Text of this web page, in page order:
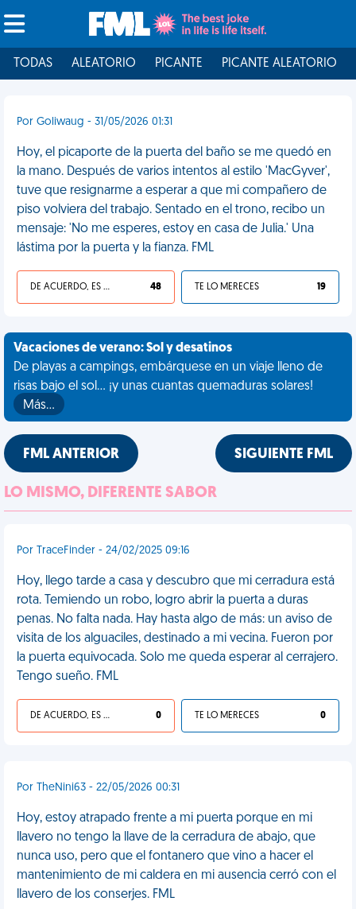
TODAS ALEATORIO PICANTE PICANTE ALEATORIO
Por Goliwaug - 31/05/2026 01:31
Hoy, el picaporte de la puerta del baño se me quedó en
la mano. Después de varios intentos al estilo 'MacGyver',
tuve que resignarme a esperar a que mi compañero de
piso volviera del trabajo. Sentado en el trono, recibo un
mensaje: 'No me esperes, estoy en casa de Julia.' Una
lástima por la puerta y la fianza. FML
DE ACUERDO, ES UNA VIDA HP 48 TE LO MERECES 19
Vacaciones de verano: Sol y desatinos
De playas a campings, embárquese en un viaje lleno de
risas bajo el sol... ¡y unas cuantas quemaduras solares!
Más…
FML ANTERIOR SIGUIENTE FML
LO MISMO, DIFERENTE SABOR
Por TraceFinder - 24/02/2025 09:16
Hoy, llego tarde a casa y descubro que mi cerradura está
rota. Temiendo un robo, logro abrir la puerta a duras
penas. No falta nada. Hay hasta algo de más: un aviso de
visita de los alguaciles, destinado a mi vecina. Fueron por
la puerta equivocada. Solo me queda esperar al cerrajero.
Tengo sueño. FML
DE ACUERDO, ES UNA VIDA HP 0 TE LO MERECES 0
Por TheNini63 - 22/05/2026 00:31
Hoy, estoy atrapado frente a mi puerta porque en mi
llavero no tengo la llave de la cerradura de abajo, que
nunca uso, pero que el fontanero que vino a hacer el
mantenimiento de mi caldera en mi ausencia cerró con el
llavero de los conserjes. FML